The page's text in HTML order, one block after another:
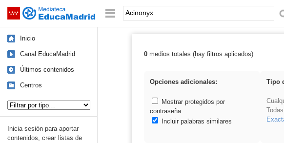
Saltar navegación Palabra o frase:
Inicio
Canal EducaMadrid
Últimos contenidos
Centros
Inicia sesión para aportar
contenidos, crear listas de
Resultados de: Acinonyx
0medios totales (hay filtros aplicados)
Opciones adicionales:
Mostrar protegidos por
contraseña
Incluir palabras similares
Tipo